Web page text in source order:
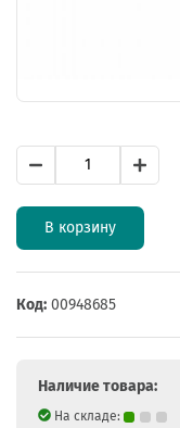
В корзину
Код: 00948685
Наличие товара:
На складе: